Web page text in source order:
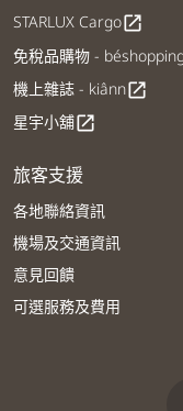
STARLUX Cargoopen_in_new
免稅品購物 -
機上雜誌 - kiânnopen_in_new
星宇小舖open_in_new
旅客支援
各地聯絡資訊
機場及交通資訊
意見回饋
可選服務及費用